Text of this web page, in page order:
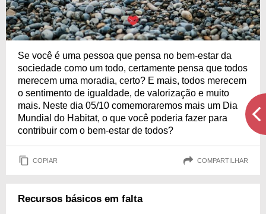
Se você é uma pessoa que pensa no bem-estar da
sociedade como um todo, certamente pensa que todos
merecem uma moradia, certo? E mais, todos merecem
o sentimento de igualdade, de valorização e muito
mais. Neste dia 05/10 comemoraremos mais um Dia
Mundial do Habitat, o que você poderia fazer para
contribuir com o bem-estar de todos?
COPIAR COMPARTILHAR
Recursos básicos em falta